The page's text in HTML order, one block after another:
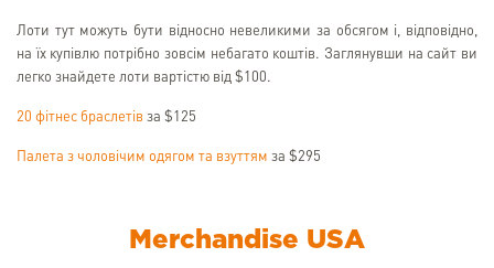
Лоти тут можуть бути відносно невеликими за обсягом і, відповідно,
на їх купівлю потрібно зовсім небагато коштів. Заглянувши на сайт ви
легко знайдете лоти вартістю від $100.
20 фітнес браслетів за $125
Палета з чоловічим одягом та взуттям за $295
Merchandise USA